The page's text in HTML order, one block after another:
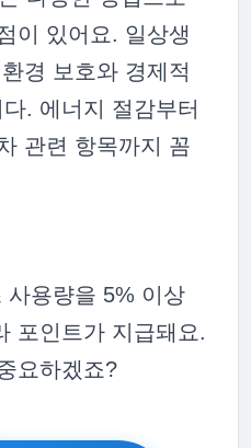
이 있어요. 일상생
경 보호와 경제적
. 에너지 절감부터
관련 항목까지 꼼
사용량을 5% 이상
포인트가 지급돼요.
요하겠죠?